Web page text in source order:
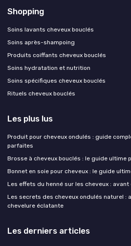
Shopping
Soins lavants cheveux bouclés
Soins après-shampoing
Produits coiffants cheveux bouclés
Soins hydratation et nutrition
Soins spécifiques cheveux bouclés
Rituels cheveux bouclés
Les plus lus
Produit pour cheveux ondulés : guide
parfaites
Brosse à cheveux bouclés : le guide ultime
Bonnet en soie pour cheveux : le guide
Les effets du henné sur les cheveux : avant
Les secrets des cheveux ondulés naturel :
chevelure éclatante
Les derniers articles